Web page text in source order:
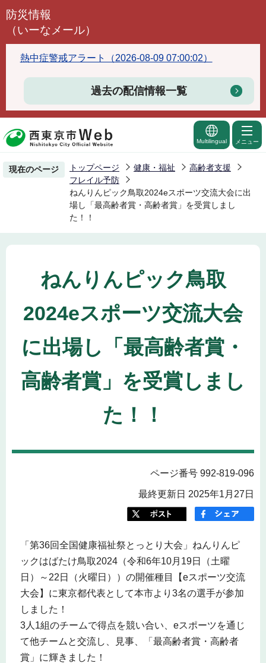
こ
頭
で
防災情報
（いーなメール）
熱中症警戒アラート（2026-08-09 07:00:02）
過去の配信情報一覧
Multilingual メニュー
現在のページ トップページ 健康・福祉
高齢者支援
フレイル予防
ねんりんピック鳥取2024eスポーツ交流大会に出
場し「最高齢者賞・高齢者賞」を受賞しまし
た！！
ねんりんピック鳥取
2024eスポーツ交流大会
に出場し「最高齢者賞・
高齢者賞」を受賞しまし
た！！
ページ番号 992-819-096
最終更新日 2025年1月27日
「第36回全国健康福祉祭とっとり大会」ねんりんピ
ックはばたけ鳥取2024（令和6年10月19日（土曜
日）～22日（火曜日））の開催種目【eスポーツ交流
大会】に東京都代表として本市より3名の選手が参加
しました！
3人1組のチームで得点を競い合い、eスポーツを通じ
て他チームと交流し、見事、「最高齢者賞・高齢者
賞」に輝きました！